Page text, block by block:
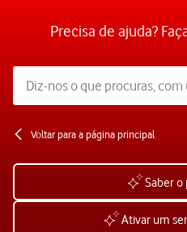
Precisa de ajuda?
Voltar para a página principal
Saber o
Ativar um